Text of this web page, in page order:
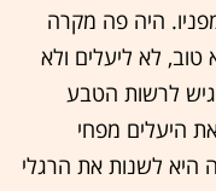
היה פה מקרה
לא ליעלים ולא
לרשות הטבע
היעלים מפחי
לשנות את הרגלי